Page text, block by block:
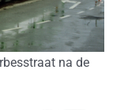
na de